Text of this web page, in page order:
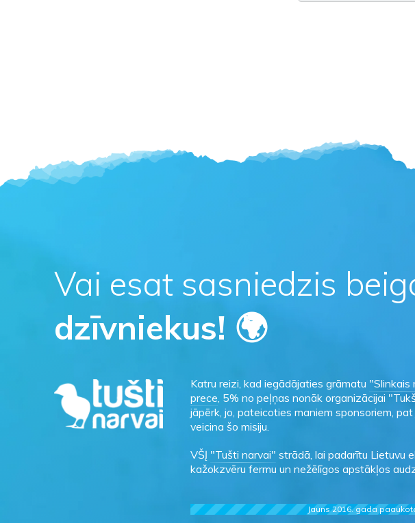
Vai esat sasniedzis
dzīvniekus! 🌍
Katru reizi, kad iegādājaties grāmatu "Slinkais
prece, 5% no peļņas nonāk organizācijai
jāpērk, jo, pateicoties maniem sponsoriem,
veicina šo misiju.
VŠĮ "Tušti narvai" strādā, lai padarītu Lietuvu
kažokzvēru fermu un nežēlīgos apstākļos
Jauns 2016. gada